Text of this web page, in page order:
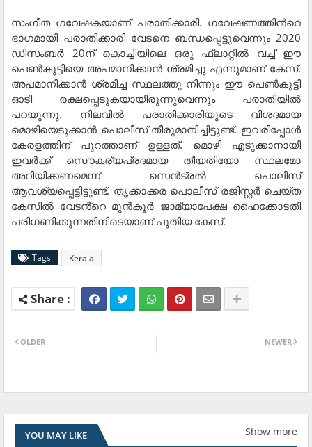
സംഗീത ഗവേഷകയാണ് പരാതിക്കാരി. ഗവേഷണത്തിന്‍റെ
ഭാഗമായി പരാതിക്കാരി വേടനെ ബന്ധപ്പെട്ടുവെന്നും 2020
ഡിസംബര്‍ 20ന് കൊച്ചിയിലെ ഒരു ഫ്ലാറ്റില്‍ വച്ച് ഈ
പെണ്‍കുട്ടിയെ അപമാനിക്കാന്‍ ശ്രമിച്ചു എന്നുമാണ് കേസ്.
അപമാനിക്കാന്‍ ശ്രമിച്ച സ്ഥലത്തു നിന്നും ഈ പെണ്‍കുട്ടി
ഓടി രക്ഷപ്പെടുകയായിരുന്നുവെന്നും പരാതിയില്‍
പറയുന്നു. നിലവില്‍ പരാതിക്കാരിയുടെ വിശദമായ
മൊഴിയെടുക്കാന്‍ പൊലീസ് തീരുമാനിച്ചിട്ടുണ്ട്. ഇവരിപ്പോള്‍
കേരളത്തിന് പുറത്താണ് ഉള്ളത്. മൊഴി എടുക്കാനായി
ഇവര്‍ക്ക് സൌകര്യപ്രദമായ തീയതിയോ സ്ഥലമോ
അറിയിക്കണമെന്ന് സെന്‍ട്രല്‍ പൊലീസ്
ആവശ്യപ്പെട്ടിട്ടുണ്ട്. തൃക്കാക്കര പൊലീസ് രജിസ്റ്റർ ചെയ്ത
കേസിൽ വേടൻ്റെ മുൻകൂർ ജാമ്യാപേക്ഷ ഹൈക്കോടതി
പരിഗണിക്കുന്നതിനിടെയാണ് പുതിയ കേസ്.
Tags Kerala
NEWER
OLDER
YOU MAY LIKE Show more